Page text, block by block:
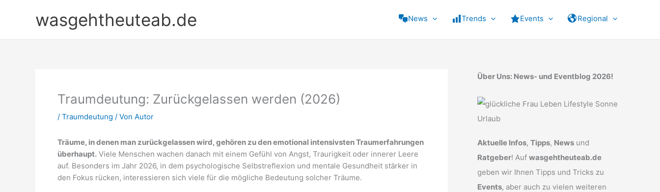
wasgehtheuteab.de News Trends Events Regional
Traumdeutung: Zurückgelassen werden (2026)
/ Traumdeutung / Von Autor
Träume, in denen man zurückgelassen wird, gehören zu den emotional intensivsten Traumerfahrungen
überhaupt. Viele Menschen wachen danach mit einem Gefühl von Angst, Traurigkeit oder innerer Leere
auf. Besonders im Jahr 2026, in dem psychologische Selbstreflexion und mentale Gesundheit stärker in
den Fokus rücken, interessieren sich viele für die mögliche Bedeutung solcher Träume.
Über Uns: News- und Eventblog 2026!
Aktuelle Infos, Tipps, News und
Ratgeber! Auf wasgehtheuteab.de
geben wir Ihnen Tipps und Tricks zu
Events, aber auch zu vielen weiteren